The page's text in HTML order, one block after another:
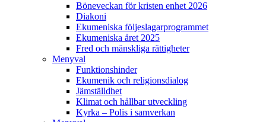
Böneveckan för kristen enhet 2026
Diakoni
Ekumeniska följeslagarprogrammet
Ekumeniska året 2025
Fred och mänskliga rättigheter
Menyval
Funktionshinder
Ekumenik och religionsdialog
Jämställdhet
Klimat och hållbar utveckling
Kyrka – Polis i samverkan